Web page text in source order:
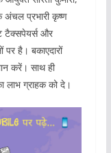
प्रभारी कृष्ण
टैक्सपेयर्स और
है। बकाएदारों
करें। साथ ही
लाभ ग्राहक को दे।